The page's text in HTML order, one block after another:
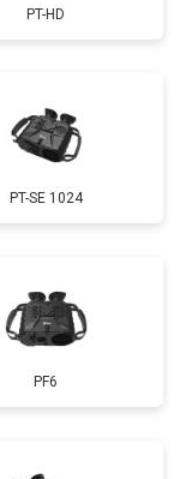
PT-HD
PT-SE 1024
PF6